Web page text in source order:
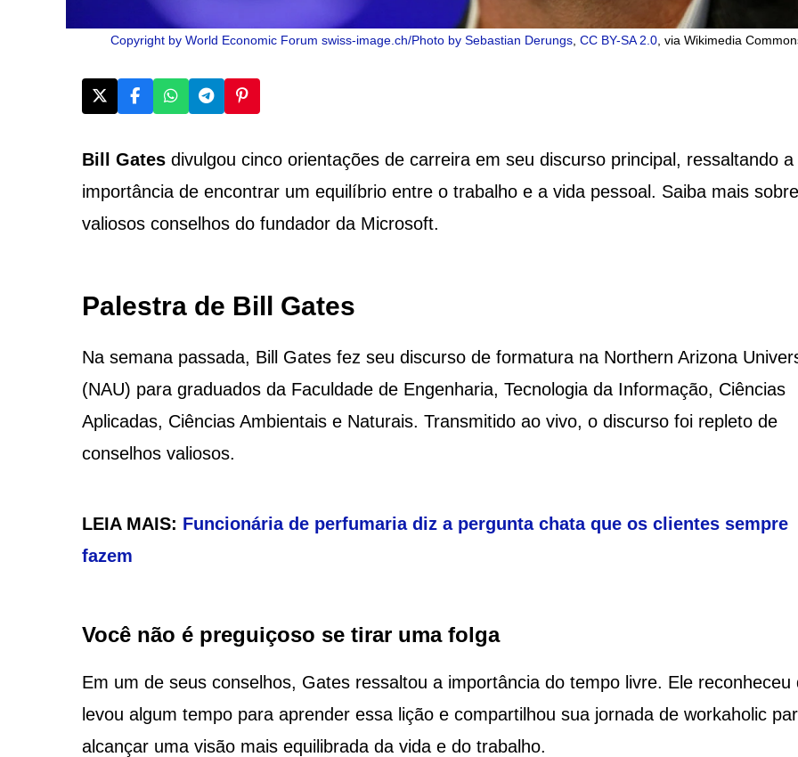
Copyright by World Economic Forum swiss-image.ch/Photo by Sebastian Derungs, CC BY-SA 2.0, via Wikimedia
Bill Gatesdivulgou cinco orientações de carreira em seu discurso principal, ressaltando a
importância de encontrar um equilíbrio entre o trabalho e a vida pessoal. Saiba mais
valiosos conselhos do fundador da Microsoft.
Palestra de Bill Gates
Na semana passada, Bill Gates fez seu discurso de formatura na Northern Arizona
(NAU) para graduados da Faculdade de Engenharia, Tecnologia da Informação, Ciências
Aplicadas, Ciências Ambientais e Naturais. Transmitido ao vivo, o discurso foi repleto de
conselhos valiosos.
LEIA MAIS: Funcionária de perfumaria diz a pergunta chata que os clientes sempre
fazem
Você não é preguiçoso se tirar uma folga
Em um de seus conselhos, Gates ressaltou a importância do tempo livre. Ele reconheceu
levou algum tempo para aprender essa lição e compartilhou sua jornada de workaholic
alcançar uma visão mais equilibrada da vida e do trabalho.